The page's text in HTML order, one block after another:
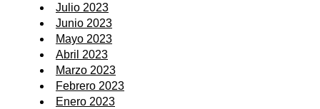
Julio 2023
Junio 2023
Mayo 2023
Abril 2023
Marzo 2023
Febrero 2023
Enero 2023